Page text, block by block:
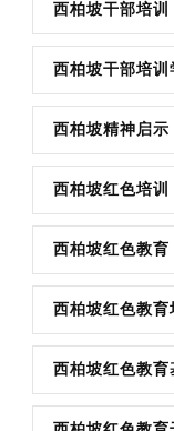
西柏坡干部培训
西柏坡干部培训
西柏坡精神启示
西柏坡红色培训
西柏坡红色教育
西柏坡红色教育
西柏坡红色教育